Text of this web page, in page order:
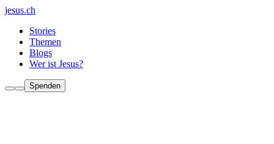
jesus.ch
Stories
Themen
Blogs
Wer ist Jesus?
Spenden